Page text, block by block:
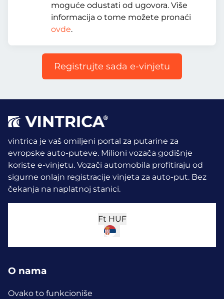
moguće odustati od ugovora. Više
informacija o tome možete pronaći
ovde.
Registrujte sada e-vinjetu
vintrica je vaš omiljeni portal za putarine za
evropske auto-puteve. Milioni vozača godišnje
koriste e-vinjetu. Vozači automobila profitiraju od
sigurne onlajn registracije vinjeta za auto-put. Bez
čekanja na naplatnoj stanici.
Ft HUF
O nama
Ovako to funkcioniše